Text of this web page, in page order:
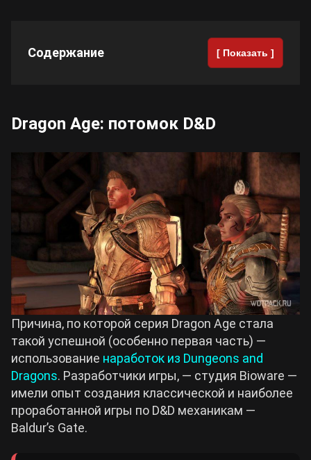
Содержание [ Показать ]
Dragon Age: потомок D&D
Причина, по которой серия Dragon Age стала
такой успешной (особенно первая часть) —
использование наработок из Dungeons and
Dragons. Разработчики игры, — студия Bioware —
имели опыт создания классической и наиболее
проработанной игры по D&D механикам —
Baldur’s Gate.